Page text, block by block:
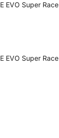
EVO Super Race
EVO Super Race